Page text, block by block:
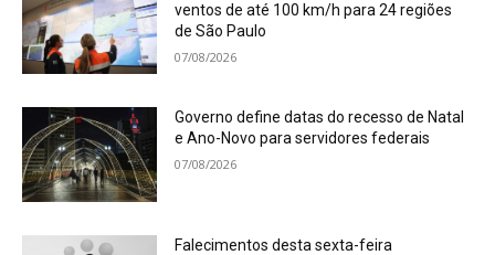
ventos de até 100 km/h para 24 regiões
de São Paulo
07/08/2026
Governo define datas do recesso de Natal
e Ano-Novo para servidores federais
07/08/2026
Falecimentos desta sexta-feira